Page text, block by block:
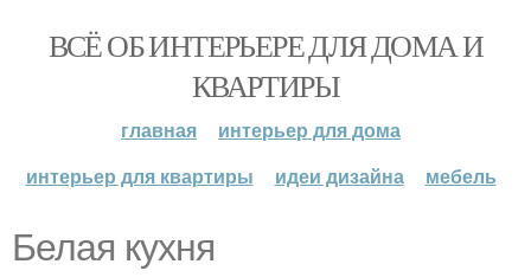
ВСЁ ОБ ИНТЕРЬЕРЕ ДЛЯ ДОМА И
КВАРТИРЫ
главная
интерьер для дома
интерьер для квартиры
идеи дизайна мебель
Белая кухня